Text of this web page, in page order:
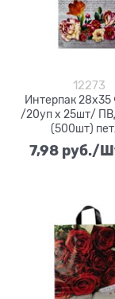
12273
Интерпак 28х35
/20уп х 25шт/
(500шт)
7,98 руб./